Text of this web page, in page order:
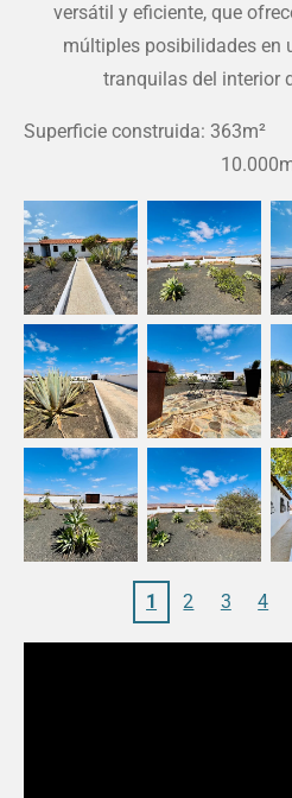
versátil y eficiente, que
múltiples posibilidades en
tranquilas del interior
Superficie construida:
1 2 3 4